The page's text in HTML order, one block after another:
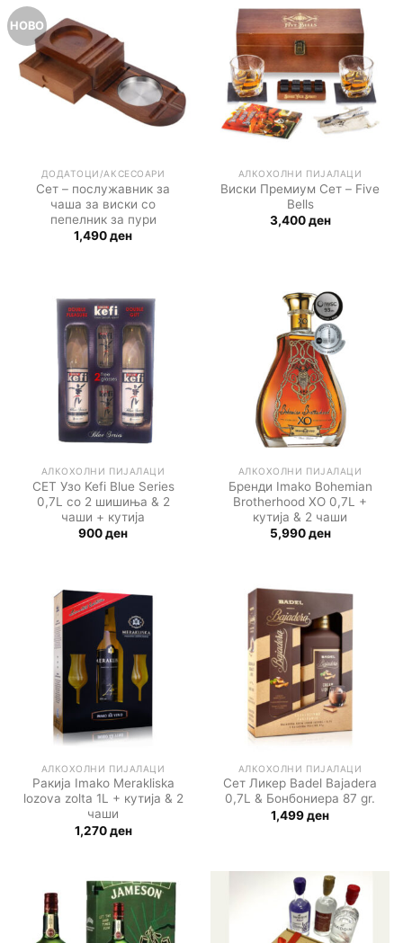
НОВО
ДОДАТОЦИ/АКСЕСОАРИ
Сет – послужавник за
чаша за виски со
пепелник за пури
1,490ден
АЛКОХОЛНИ ПИЈАЛАЦИ
Виски Премиум Сет – Five
Bells
3,400ден
АЛКОХОЛНИ ПИЈАЛАЦИ
СЕТ Узо Kefi Blue Series
0,7L со 2 шишиња & 2
чаши + кутија
900ден
АЛКОХОЛНИ ПИЈАЛАЦИ
Бренди Imako Bohemian
Brotherhood XO 0,7L +
кутија & 2 чаши
5,990ден
АЛКОХОЛНИ ПИЈАЛАЦИ
Ракија Imako Merakliska
lozova zolta 1L + кутија & 2
чаши
1,270ден
АЛКОХОЛНИ ПИЈАЛАЦИ
Сет Ликер Badel Bajadera
0,7L & Бонбониера 87 gr.
1,499ден